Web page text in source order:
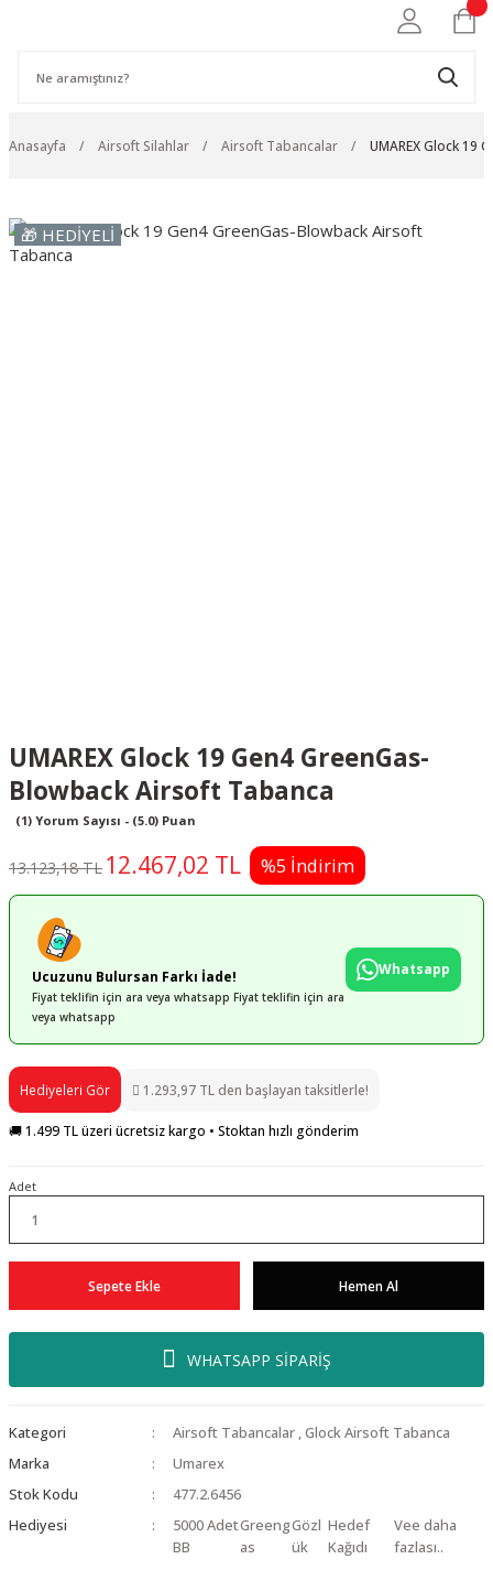
Anasayfa Airsoft Silahlar Airsoft Tabancalar UMAREX Glock 19
🎁 HEDİYELİ
UMAREX Glock 19 Gen4 GreenGas-
Blowback Airsoft Tabanca
(1) Yorum Sayısı - (5.0) Puan
13.123,18 TL 12.467,02 TL %5 İndirim
Ucuzunu Bulursan Farkı İade!
Fiyat teklifin için ara veya whatsapp Fiyat teklifin için ara
veya whatsapp
Whatsapp
Hediyeleri Gör 1.293,97 TL den başlayan taksitlerle!
🚚 1.499 TL üzeri ücretsiz kargo • Stoktan hızlı gönderim
Adet
Sepete Ekle Hemen Al
WHATSAPP SİPARİŞ
Kategori Airsoft Tabancalar ,Glock Airsoft Tabanca
Marka
Umarex
Stok Kodu
477.2.6456
Hediyesi
5000 Adet
BB
Greeng
as
Gözl
ük
Hedef
Kağıdı
Vee daha
fazlası..